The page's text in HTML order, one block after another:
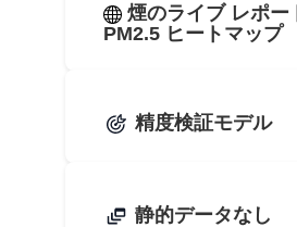
煙のライブ レポー
PM2.5 ヒートマップ
精度検証モデル
静的データなし